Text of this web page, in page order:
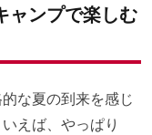
ャンプで楽しむ
な夏の到来を感じ
えば、やっぱり